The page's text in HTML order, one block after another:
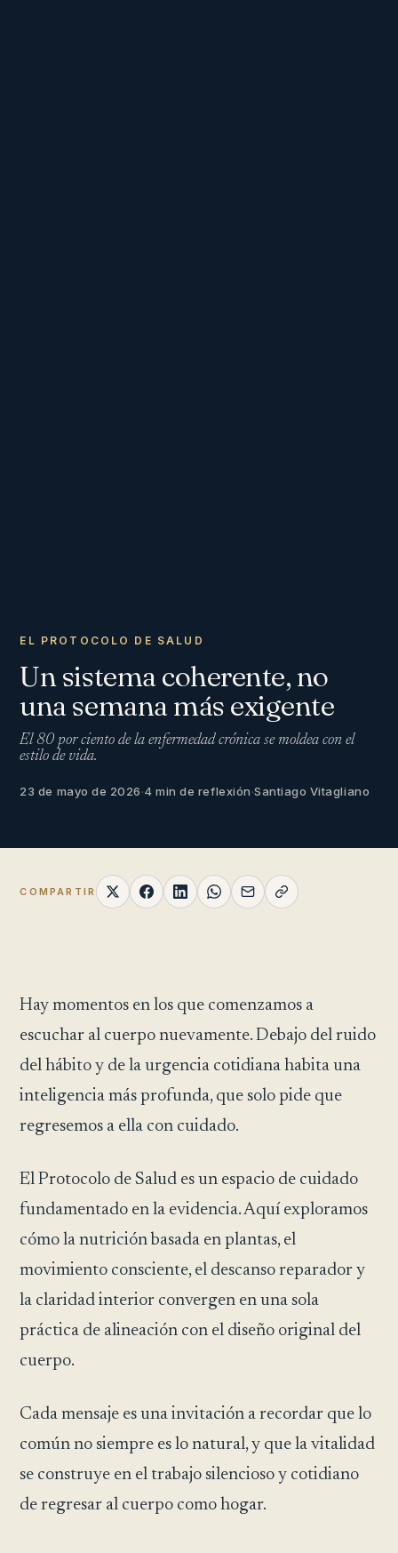
EL PROTOCOLO DE SALUD
Un sistema coherente, no
una semana más exigente
El 80 por ciento de la enfermedad crónica se moldea con el
estilo de vida.
23 de mayo de 2026·4 min de reflexión·Santiago Vitagliano
COMPARTIR
Hay momentos en los que comenzamos a
escuchar al cuerpo nuevamente. Debajo del ruido
del hábito y de la urgencia cotidiana habita una
inteligencia más profunda, que solo pide que
regresemos a ella con cuidado.
El Protocolo de Salud es un espacio de cuidado
fundamentado en la evidencia. Aquí exploramos
cómo la nutrición basada en plantas, el
movimiento consciente, el descanso reparador y
la claridad interior convergen en una sola
práctica de alineación con el diseño original del
cuerpo.
Cada mensaje es una invitación a recordar que lo
común no siempre es lo natural, y que la vitalidad
se construye en el trabajo silencioso y cotidiano
de regresar al cuerpo como hogar.